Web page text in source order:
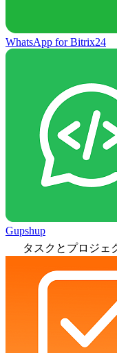
WhatsApp for Bitrix24
Gupshup
タスクとプロジェ